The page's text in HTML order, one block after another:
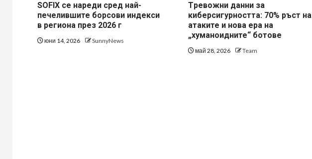
SOFIX се нареди сред най-
печелившите борсови индекси
в региона през 2026 г
юни 14, 2026 SunnyNews
Tревожни данни за
киберсигурността: 70% ръст на
атаките и нова ера на
„хуманоидните“ ботове
май 28, 2026 Team